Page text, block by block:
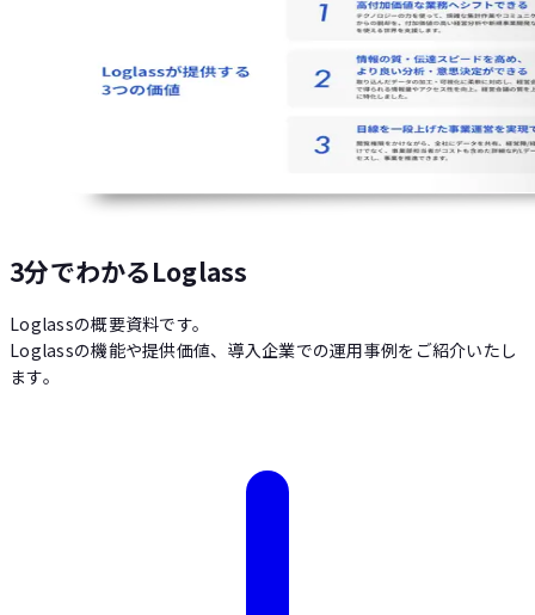
3分でわかるLoglass
Loglassの概要資料です。
Loglassの機能や提供価値、導入企業での運用事例をご紹介いたし
ます。